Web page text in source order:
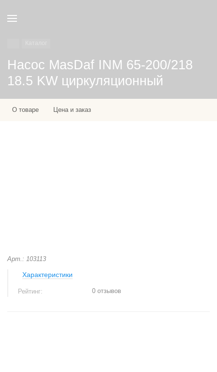
Насос MasDaf INM 65-200/218
18.5 KW циркуляционный
О товаре Цена и заказ
Арт.: 103113
Характеристики
Рейтинг: 0 отзывов